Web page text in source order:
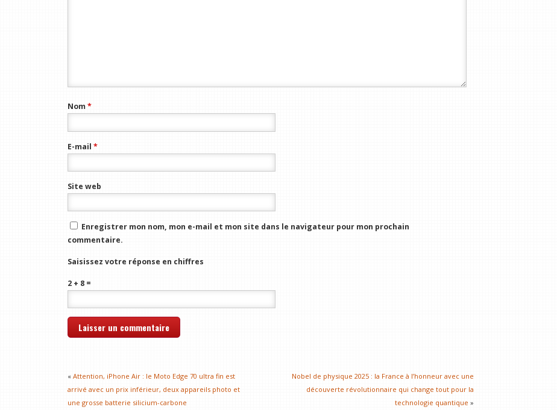
Nom*
E-mail *
Site web
Enregistrer mon nom, mon e-mail et mon site dans le navigateur pour mon prochain
commentaire.
Saisissez votre réponse en chiffres
2 + 8 =
« Attention, iPhone Air : le Moto Edge 70 ultra fin est
arrivé avec un prix inférieur, deux appareils photo et
une grosse batterie silicium-carbone
Nobel de physique 2025 : la France à l’honneur avec une
découverte révolutionnaire qui change tout pour la
technologie quantique »